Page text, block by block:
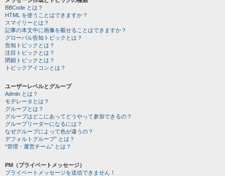
BBCode とは？
HTML を使うことはできますか？
スマイリーとは？
記事の本文中に画像を載せることはできますか？
グローバル告知トピックとは？
告知トピックとは？
注目トピックとは？
閉鎖トピックとは？
トピックアイコンとは？
ユーザーレベルとグループ
Admin とは？
モデレータとは？
グループとは？
グループはどこにあってどうやって参加できるの？
グループリーダーになるには？
なぜグループによって色が違うの？
デフォルトグループ” とは？
“管理・運営チーム” とは？
PM（プライベートメッセージ）
プライベートメッセージを送信できません！